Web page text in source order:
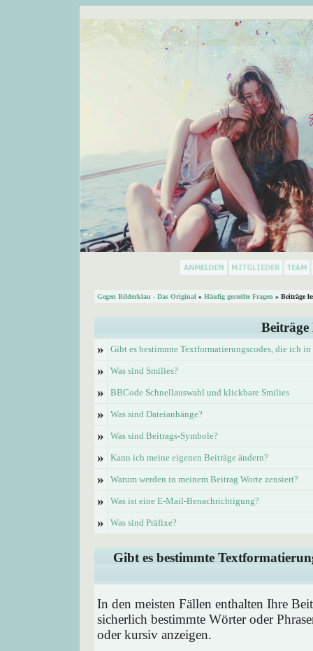
Gegen Bilderklau - Das Original » Häufig gestellte Fragen » Beiträge
Beiträge
»
Gibt es bestimmte Textformatierungscodes, die ich
» Was sind Smilies?
» BBCode Schnellauswahl und klickbare Smilies
» Was sind Dateianhänge?
» Was sind Beitrags-Symbole?
» Kann ich meine eigenen Beiträge ändern?
» Warum werden in meinem Beitrag Worte zensiert?
» Was ist eine E-Mail-Benachrichtigung?
» Was sind Präfixe?
Gibt es bestimmte
In den meisten Fällen enthalten Ihre
sicherlich bestimmte Wörter oder
oder kursiv anzeigen.